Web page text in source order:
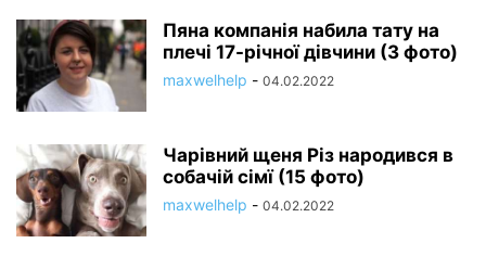
Пяна компанія набила тату на
плечі 17-річної дівчини (3 фото)
maxwelhelp - 04.02.2022
Чарівний щеня Різ народився в
собачій сімї (15 фото)
maxwelhelp - 04.02.2022